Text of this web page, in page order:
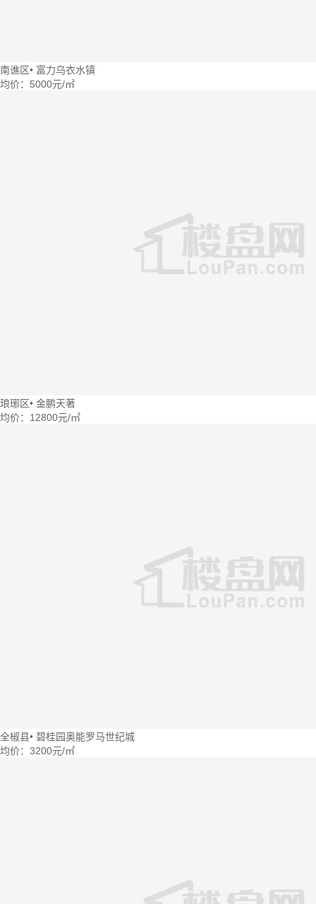
南谯区• 富力乌衣水镇
均价： 5000元/㎡
琅琊区• 金鹏天著
均价： 12800元/㎡
全椒县• 碧桂园奥能罗马世纪城
均价： 3200元/㎡